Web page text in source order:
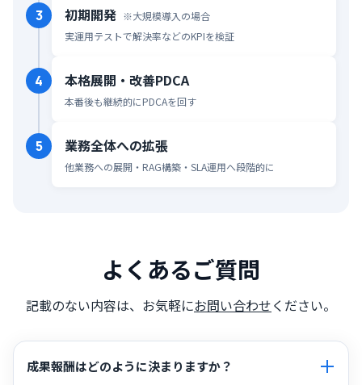
3 初期開発 ※大規模導入の場合
実運用テストで解決率などのKPIを検証
4 本格展開・改善PDCA
本番後も継続的にPDCAを回す
5 業務全体への拡張
他業務への展開・RAG構築・SLA運用へ段階的に
よくあるご質問
記載のない内容は、お気軽にお問い合わせください。
成果報酬はどのように決まりますか？